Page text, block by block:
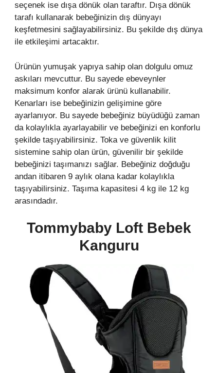
seçenek ise dışa dönük olan taraftır. Dışa dönük
tarafı kullanarak bebeğinizin dış dünyayı
keşfetmesini sağlayabilirsiniz. Bu şekilde dış dünya
ile etkileşimi artacaktır.
Ürünün yumuşak yapıya sahip olan dolgulu omuz
askıları mevcuttur. Bu sayede ebeveynler
maksimum konfor alarak ürünü kullanabilir.
Kenarları ise bebeğinizin gelişimine göre
ayarlanıyor. Bu sayede bebeğiniz büyüdüğü zaman
da kolaylıkla ayarlayabilir ve bebeğinizi en konforlu
şekilde taşıyabilirsiniz. Toka ve güvenlik kilit
sistemine sahip olan ürün, güvenilir bir şekilde
bebeğinizi taşımanızı sağlar. Bebeğiniz doğduğu
andan itibaren 9 aylık olana kadar kolaylıkla
taşıyabilirsiniz. Taşıma kapasitesi 4 kg ile 12 kg
arasındadır.
Tommybaby Loft Bebek
Kanguru